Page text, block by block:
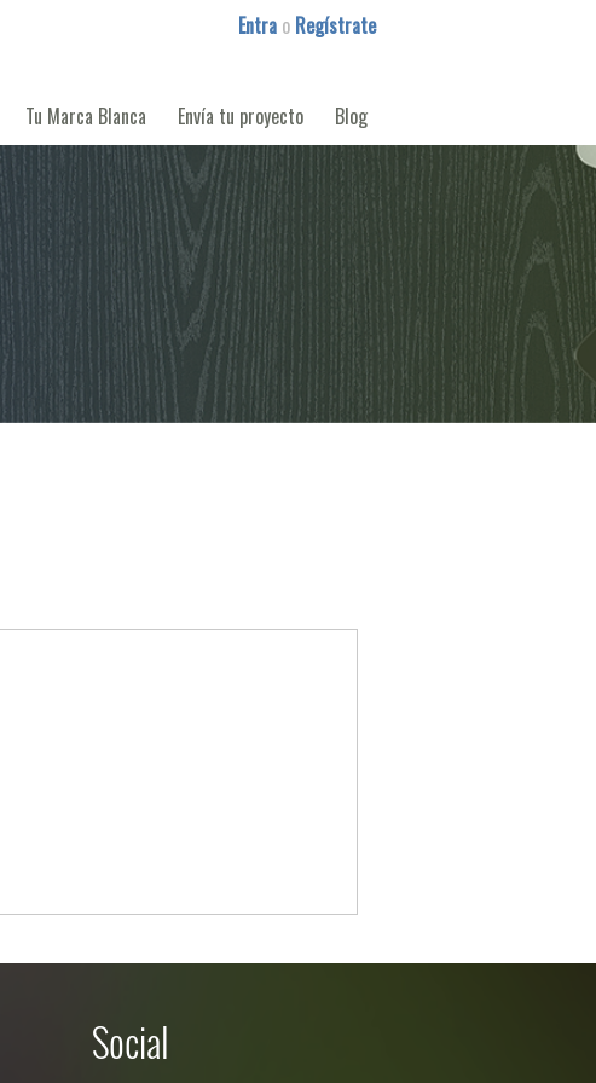
Entra o Regístrate
Tu Marca Blanca Envía tu proyecto Blog
Social